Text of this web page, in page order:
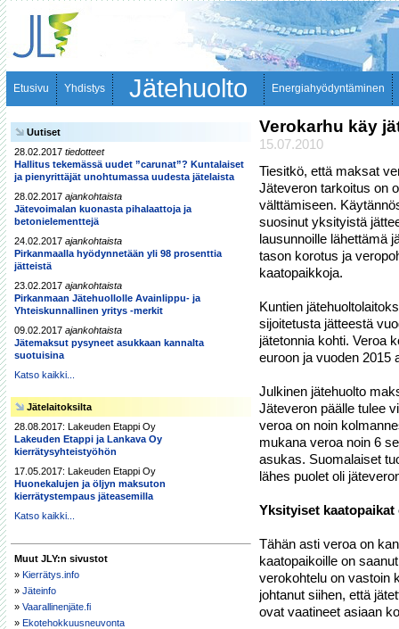
Etusivu Yhdistys Jätehuolto Energiahyödyntäminen
Uutiset
28.02.2017 tiedotteet
Hallitus tekemässä uudet ”carunat”? Kuntalaiset
ja pienyrittäjät unohtumassa uudesta jätelaista
28.02.2017 ajankohtaista
Jätevoimalan kuonasta pihalaattoja ja
betonielementtejä
24.02.2017 ajankohtaista
Pirkanmaalla hyödynnetään yli 98 prosenttia
jätteistä
23.02.2017 ajankohtaista
Pirkanmaan Jätehuollolle Avainlippu- ja
Yhteiskunnallinen yritys -merkit
09.02.2017 ajankohtaista
Jätemaksut pysyneet asukkaan kannalta
suotuisina
Katso kaikki...
Jätelaitoksilta
28.08.2017: Lakeuden Etappi Oy
Lakeuden Etappi ja Lankava Oy
kierrätysyhteistyöhön
17.05.2017: Lakeuden Etappi Oy
Huonekalujen ja öljyn maksuton
kierrätystempaus jäteasemilla
Katso kaikki...
Muut JLY:n sivustot
» Kierrätys.info
» Jäteinfo
» Vaarallinenjäte.fi
» Ekotehokkuusneuvonta
Verokarhu käy
15.07.2010
Tiesitkö, että maksat
Jäteveron tarkoitus on
välttämiseen.
suosinut yksityistä
lausunnoille lähettämä
tason korotus ja
kaatopaikkoja.
Kuntien
sijoitetusta jätteestä
jätetonnia kohti. Veroa
euroon ja vuoden 2015
Julkinen jätehuolto
Jäteveron päälle tulee
veroa on noin
mukana veroa noin 6
asukas. Suomalaiset
lähes puolet oli
Yksityiset kaatopaikat
Tähän asti veroa on
kaatopaikoille on
verokohtelu on vastoin
johtanut siihen, että
ovat vaatineet asiaan